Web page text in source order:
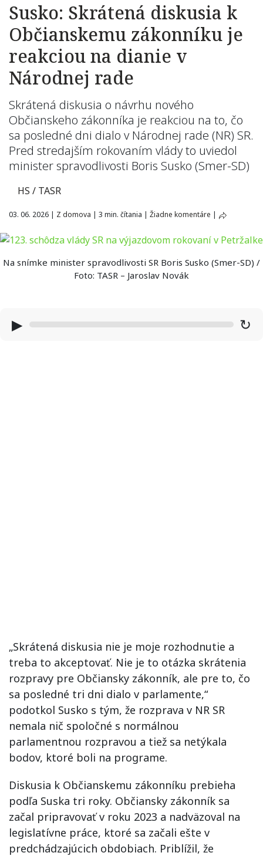
Susko: Skrátená diskusia k
Občianskemu zákonníku je
reakciou na dianie v
Národnej rade
Skrátená diskusia o návrhu nového
Občianskeho zákonníka je reakciou na to, čo
sa posledné dni dialo v Národnej rade (NR) SR.
Pred stredajším rokovaním vlády to uviedol
minister spravodlivosti Boris Susko (Smer-SD)
HS / TASR
03. 06. 2026 | Z domova | 3 min. čítania | Žiadne komentáre |
Na snímke minister spravodlivosti SR Boris Susko (Smer-SD) /
Foto: TASR – Jaroslav Novák
▶ ↻
„Skrátená diskusia nie je moje rozhodnutie a
treba to akceptovať. Nie je to otázka skrátenia
rozpravy pre Občiansky zákonník, ale pre to, čo
sa posledné tri dni dialo v parlamente,“
podotkol Susko s tým, že rozprava v NR SR
nemala nič spoločné s normálnou
parlamentnou rozpravou a tiež sa netýkala
bodov, ktoré boli na programe.
Diskusia k Občianskemu zákonníku prebieha
podľa Suska tri roky. Občiansky zákonník sa
začal pripravovať v roku 2023 a nadväzoval na
legislatívne práce, ktoré sa začali ešte v
predchádzajúcich obdobiach. Priblížil, že